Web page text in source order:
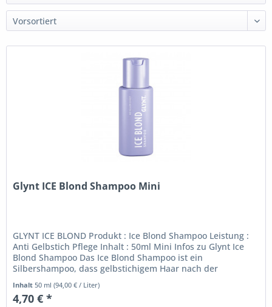
Glynt ICE Blond Shampoo Mini
GLYNT ICE BLOND Produkt : Ice Blond Shampoo Leistung :
Anti Gelbstich Pflege Inhalt : 50ml Mini Infos zu Glynt Ice
Blond Shampoo Das Ice Blond Shampoo ist ein
Silbershampoo, dass gelbstichigem Haar nach der
Anwendung einen neutralen bis...
Inhalt50 ml(94,00 € / Liter)
4,70 € *